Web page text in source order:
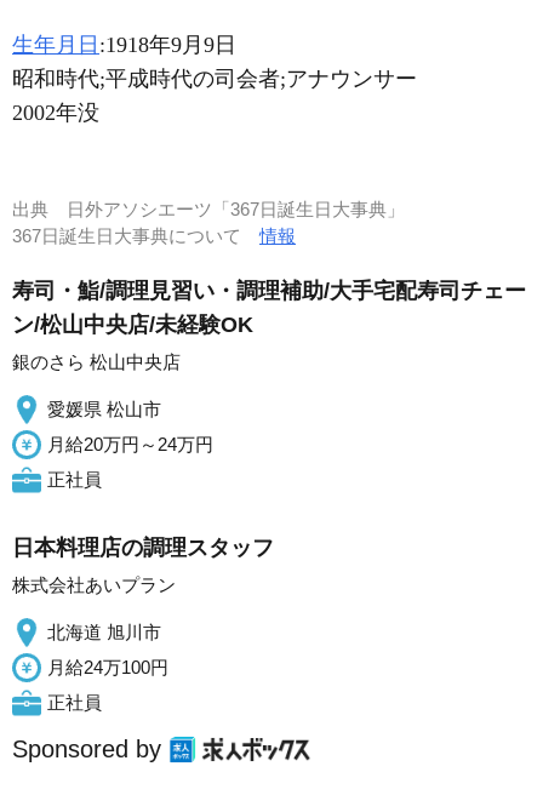
生年月日 :1918年9月9日
昭和時代;平成時代の司会者;アナウンサー
2002年没
出典
日外アソシエーツ「367日誕生日大事典」
367日誕生日大事典について情報
寿司・鮨/調理見習い・調理補助/大手宅配寿司チェー
ン/松山中央店/未経験OK
銀のさら 松山中央店
愛媛県 松山市
月給20万円～24万円
正社員
日本料理店の調理スタッフ
株式会社あいプラン
北海道 旭川市
月給24万100円
正社員
Sponsored by